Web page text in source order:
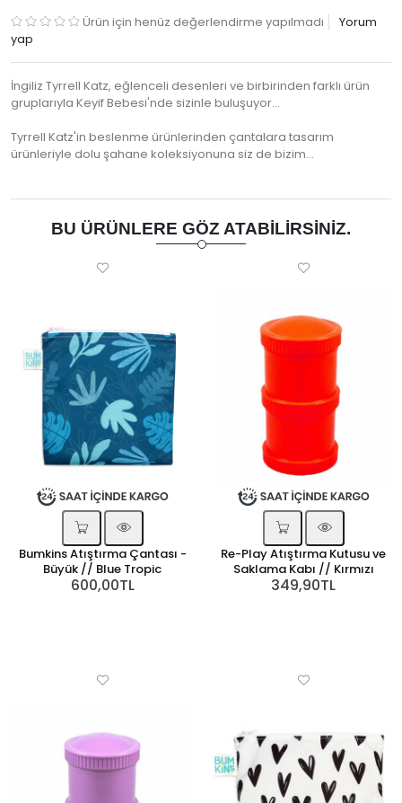
Ürün için henüz değerlendirme yapılmadı
Yorum
yap
İngiliz Tyrrell Katz, eğlenceli desenleri ve birbirinden farklı ürün
gruplarıyla Keyif Bebesi'nde sizinle buluşuyor...
Tyrrell Katz'in beslenme ürünlerinden çantalara tasarım
ürünleriyle dolu şahane koleksiyonuna siz de bizim…
BU ÜRÜNLERE GÖZ ATABILIRSINIZ.
Bumkins Atıştırma Çantası -
Büyük // Blue Tropic
600,00TL
Re-Play Atıştırma Kutusu ve
Saklama Kabı // Kırmızı
349,90TL